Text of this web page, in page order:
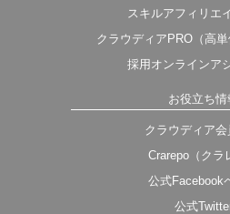
スキルアフィリエ
クラウディアPRO（高単
採用オンラインア
お役立ち情
クラウディア会
Crarepo（クラ
公式Facebook
公式